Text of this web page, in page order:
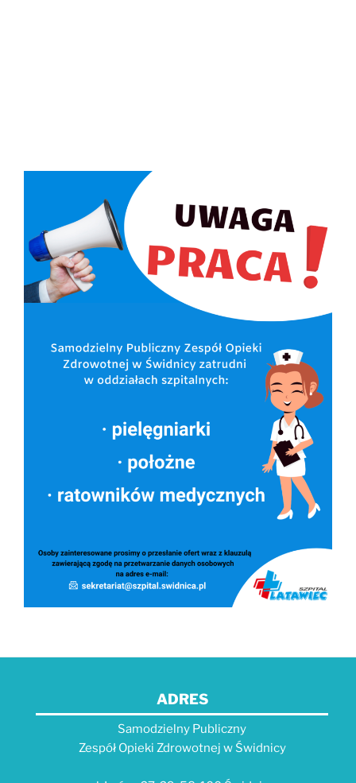
ADRES
Samodzielny Publiczny
Zespół Opieki Zdrowotnej w Świdnicy